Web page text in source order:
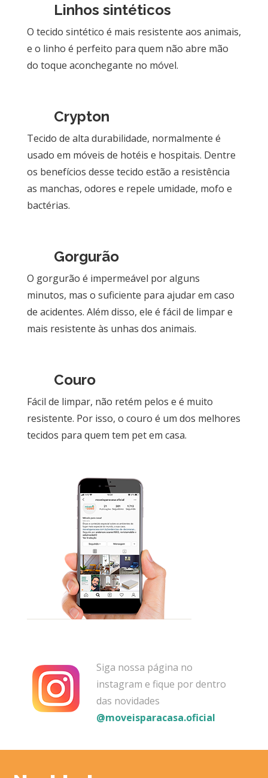
Linhos sintéticos
O tecido sintético é mais resistente aos animais,
e o linho é perfeito para quem não abre mão
do toque aconchegante no móvel.
Crypton
Tecido de alta durabilidade, normalmente é
usado em móveis de hotéis e hospitais. Dentre
os benefícios desse tecido estão a resistência
as manchas, odores e repele umidade, mofo e
bactérias.
Gorgurão
O gorgurão é impermeável por alguns
minutos, mas o suficiente para ajudar em caso
de acidentes. Além disso, ele é fácil de limpar e
mais resistente às unhas dos animais.
Couro
Fácil de limpar, não retém pelos e é muito
resistente. Por isso, o couro é um dos melhores
tecidos para quem tem pet em casa.
Siga nossa página no
instagram e fique por dentro
das novidades
@moveisparacasa.oficial